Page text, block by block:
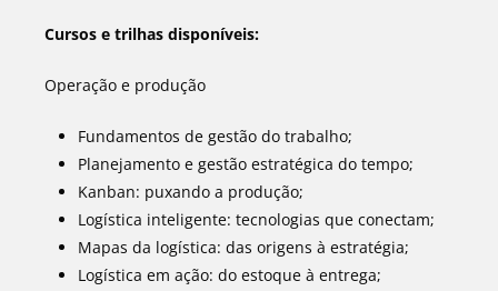
Cursos e trilhas disponíveis:
Operação e produção
Fundamentos de gestão do trabalho;
Planejamento e gestão estratégica do tempo;
Kanban: puxando a produção;
Logística inteligente: tecnologias que conectam;
Mapas da logística: das origens à estratégia;
Logística em ação: do estoque à entrega;